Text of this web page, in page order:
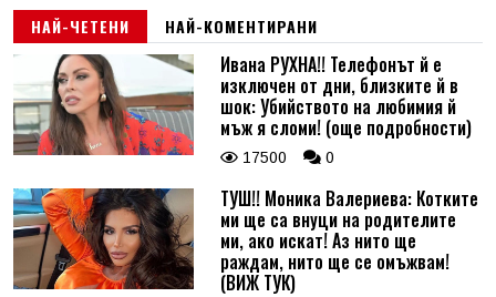
НАЙ-ЧЕТЕНИ НАЙ-КОМЕНТИРАНИ
Ивана РУХНА!! Телефонът й е
изключен от дни, близките й в
шок: Убийството на любимия й
мъж я сломи! (още подробности)
17500 0
ТУШ!! Моника Валериева: Котките
ми ще са внуци на родителите
ми, ако искат! Аз нито ще
раждам, нито ще се омъжвам!
(ВИЖ ТУК)